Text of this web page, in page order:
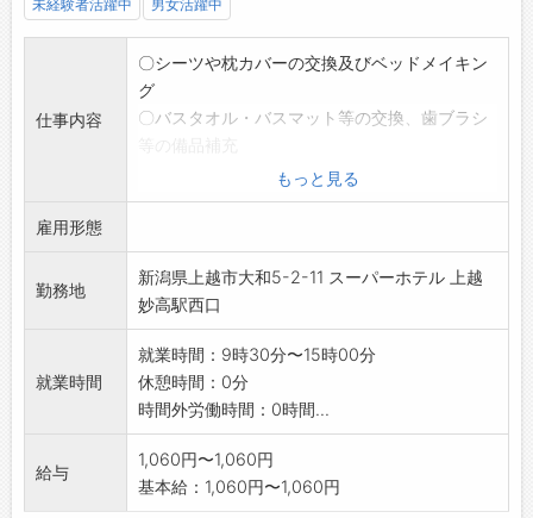
未経験者活躍中 男女活躍中
仕事内容
〇シーツや枕カバーの交換及びベッドメイキン
グ
〇バスタオル・バスマット等の交換、歯ブラシ
〇浴室やトイレ・洗面所等の清掃、共用部分の
清掃
※採用後、業務内容の変更予定:原則変更なし
もっと見る
雇用形態
勤務地
新潟県上越市大和5-2-11 スーパーホテル 上越
妙高駅西口
就業時間
就業時間：9時30分〜15時00分
休憩時間：0分
時間外労働時間：0時間...
給与
1,060円〜1,060円
基本給：1,060円〜1,060円